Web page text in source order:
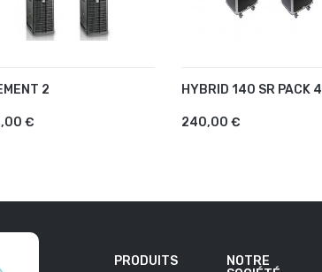
2
€
AJOUTER AU PANIER HYBRID 140 SR PACK 4
240,00 €
AJOUTER AU PANIER
PRODUITS
NOTRE